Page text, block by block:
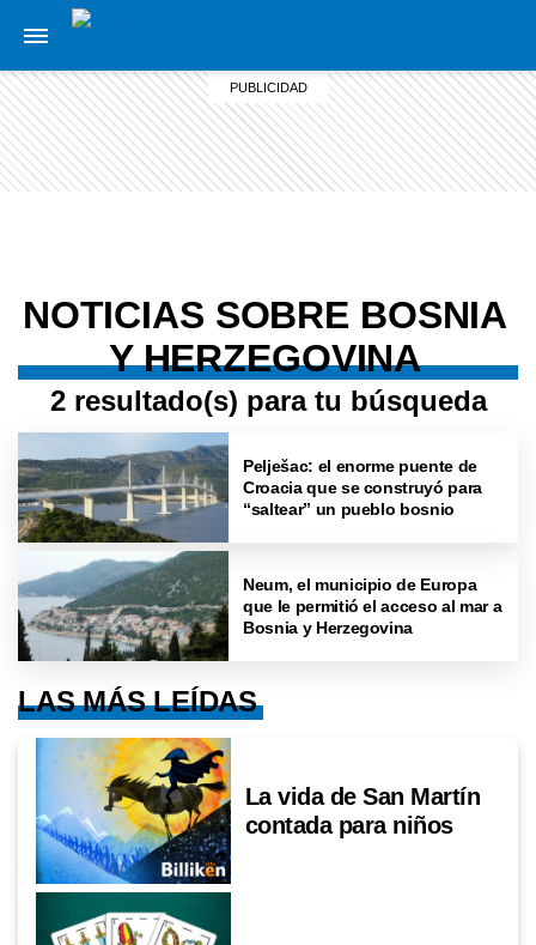
NOTICIAS SOBRE BOSNIA
Y HERZEGOVINA
2 resultado(s) para tu búsqueda
Pelješac: el enorme puente de
Croacia que se construyó para
“saltear” un pueblo bosnio
Neum, el municipio de Europa
que le permitió el acceso al mar a
Bosnia y Herzegovina
LAS MÁS LEÍDAS
La vida de San Martín
contada para niños